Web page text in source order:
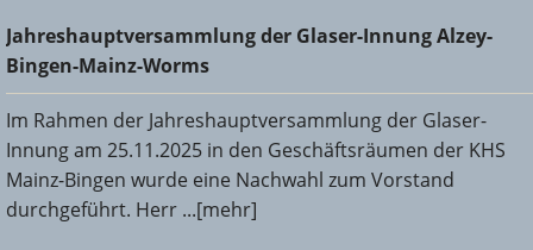
Jahreshauptversammlung der Glaser-Innung Alzey-Bingen-
Mainz-Worms
Jahreshauptversammlung der Glaser-Innung Alzey-
Bingen-Mainz-Worms
Im Rahmen der Jahreshauptversammlung der Glaser-
Innung am 25.11.2025 in den Geschäftsräumen der KHS
Mainz-Bingen wurde eine Nachwahl zum Vorstand
durchgeführt. Herr ...[mehr]